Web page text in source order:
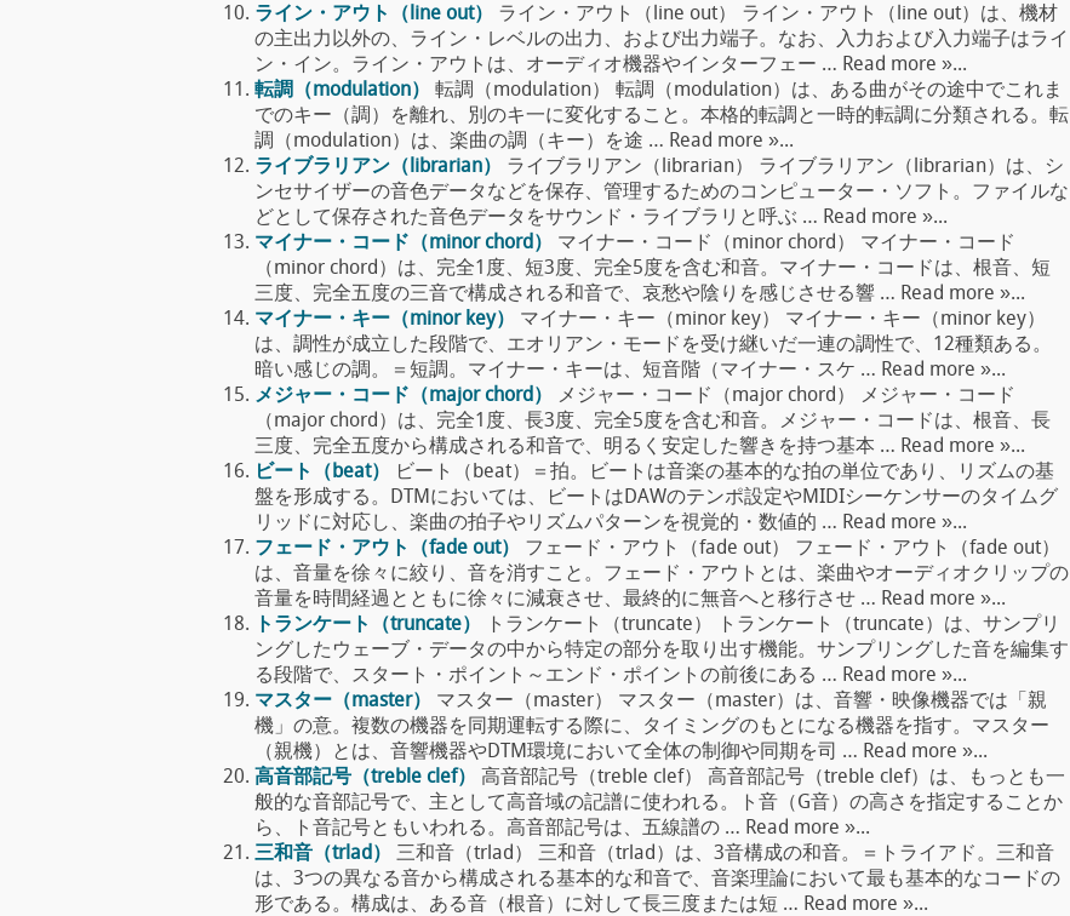
ライン・アウト（line out）
ライン・アウト（line out） ライン・アウト（line out）は、機材
の主出力以外の、ライン・レベルの出力、および出力端子。なお、入力および入力端子はライ
ン・イン。ライン・アウトは、オーディオ機器やインターフェー … Read more »...
転調（modulation）
転調（modulation） 転調（modulation）は、ある曲がその途中でこれま
でのキー（調）を離れ、別のキ一に変化すること。本格的転調と一時的転調に分類される。転
調（modulation）は、楽曲の調（キー）を途 … Read more »...
ライブラリアン（librarian）
ライブラリアン（librarian） ライブラリアン（librarian）は、シ
ンセサイザーの音色データなどを保存、管理するためのコンピューター・ソフト。ファイルな
どとして保存された音色データをサウンド・ライブラリと呼ぶ … Read more »...
マイナー・コード（minor chord）
マイナー・コード（minor chord） マイナー・コード
（minor chord）は、完全1度、短3度、完全5度を含む和音。マイナー・コードは、根音、短
三度、完全五度の三音で構成される和音で、哀愁や陰りを感じさせる響 … Read more »...
マイナー・キー（minor key）
マイナー・キー（minor key） マイナー・キー（minor key）
は、調性が成立した段階で、エオリアン・モードを受け継いだ一連の調性で、12種類ある。
暗い感じの調。＝短調。マイナー・キーは、短音階（マイナー・スケ … Read more »...
メジャー・コード（major chord）
メジャー・コード（major chord） メジャー・コード
（major chord）は、完全1度、長3度、完全5度を含む和音。メジャー・コードは、根音、長
三度、完全五度から構成される和音で、明るく安定した響きを持つ基本 … Read more »...
ビート（beat）
ビート（beat）＝拍。ビートは音楽の基本的な拍の単位であり、リズムの基
盤を形成する。DTMにおいては、ビートはDAWのテンポ設定やMIDIシーケンサーのタイムグ
リッドに対応し、楽曲の拍子やリズムパターンを視覚的・数値的 … Read more »...
フェード・アウト（fade out）
フェード・アウト（fade out） フェード・アウト（fade out）
は、音量を徐々に絞り、音を消すこと。フェード・アウトとは、楽曲やオーディオクリップの
音量を時間経過とともに徐々に減衰させ、最終的に無音へと移行させ … Read more »...
トランケート（truncate）
トランケート（truncate） トランケート（truncate）は、サンプリ
ングしたウェーブ・データの中から特定の部分を取り出す機能。サンプリングした音を編集す
る段階で、スタート・ポイント～エンド・ポイントの前後にある … Read more »...
マスター（master）
マスター（master） マスター（master）は、音響・映像機器では「親
機」の意。複数の機器を同期運転する際に、タイミングのもとになる機器を指す。マスター
（親機）とは、音響機器やDTM環境において全体の制御や同期を司 … Read more »...
高音部記号（treble clef）
高音部記号（treble clef） 高音部記号（treble clef）は、もっとも一
般的な音部記号で、主として高音域の記譜に使われる。ト音（G音）の高さを指定することか
ら、ト音記号ともいわれる。高音部記号は、五線譜の … Read more »...
三和音（trlad）
三和音（trlad） 三和音（trlad）は、3音構成の和音。＝トライアド。三和音
は、3つの異なる音から構成される基本的な和音で、音楽理論において最も基本的なコードの
形である。構成は、ある音（根音）に対して長三度または短 … Read more »...